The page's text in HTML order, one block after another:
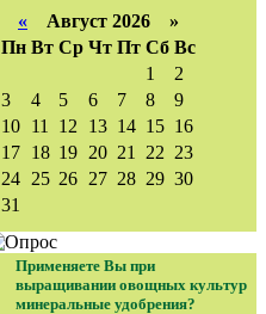
« Август 2026 »
Пн Вт Ср Чт Пт Сб Вс
1
2
3
4 5 6 7 8
9
10 11 12 13 14 15 16
17 18 19 20 21 22 23
24 25 26 27 28 29 30
31
Применяете Вы при
выращивании овощных культур
минеральные удобрения?